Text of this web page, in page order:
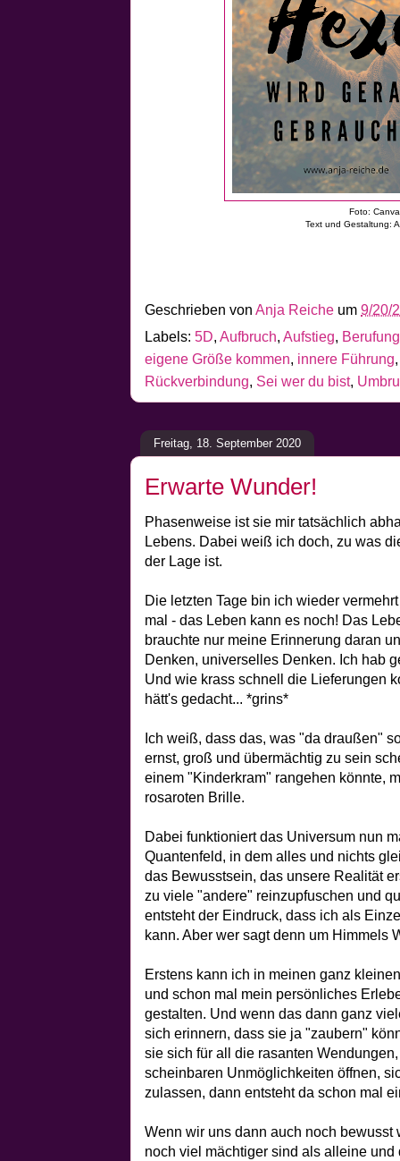
Foto: Canva
Text und Gestaltung:
Geschrieben von Anja Reiche um 9/20/
Labels: 5D, Aufbruch, Aufstieg, Berufung
eigene Größe kommen, innere Führung
Rückverbindung, Sei wer du bist,
Freitag, 18. September 2020
Erwarte Wunder!
Phasenweise ist sie mir tatsächlich
Lebens. Dabei weiß ich doch, zu was
der Lage ist.
Die letzten Tage bin ich wieder
mal - das Leben kann es noch! Das
brauchte nur meine Erinnerung daran
Denken, universelles Denken. Ich hab
Und wie krass schnell die Lieferungen
hätt's gedacht... *grins*
Ich weiß, dass das, was "da draußen"
ernst, groß und übermächtig zu sein
einem "Kinderkram" rangehen könnte,
rosaroten Brille.
Dabei funktioniert das Universum nun
Quantenfeld, in dem alles und nichts
das Bewusstsein, das unsere Realität
zu viele "andere" reinzupfuschen und
entsteht der Eindruck, dass ich als
kann. Aber wer sagt denn um Himmels
Erstens kann ich in meinen ganz
und schon mal mein persönliches
gestalten. Und wenn das dann ganz
sich erinnern, dass sie ja "zaubern"
sie sich für all die rasanten
scheinbaren Unmöglichkeiten öffnen,
zulassen, dann entsteht da schon mal
Wenn wir uns dann auch noch
noch viel mächtiger sind als alleine